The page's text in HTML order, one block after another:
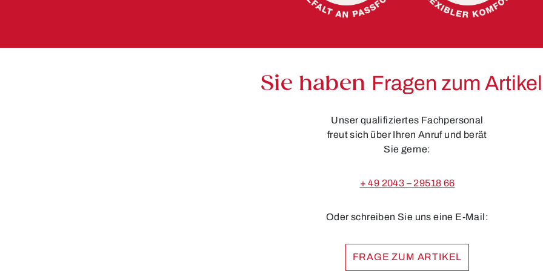
Sie haben Fragen zum
Unser qualifiziertes Fachpersonal
freut sich über Ihren Anruf und berät
Sie gerne:
+ 49 2043 – 29518 66
Oder schreiben Sie uns eine E-Mail:
FRAGE ZUM ARTIKEL